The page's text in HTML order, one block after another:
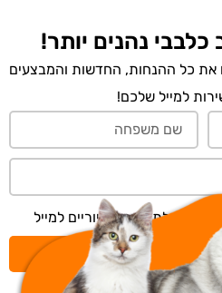
נהנים יותר!
את כל ההנחות, החדשות והמבצעים
למייל שלכם!
ת קבלת תכנים דיוריים למייל